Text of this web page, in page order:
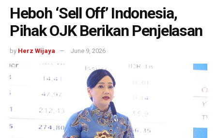
Heboh ‘Sell Off’ Indonesia,
Pihak OJK Berikan Penjelasan
by Herz Wijaya June 9, 2026